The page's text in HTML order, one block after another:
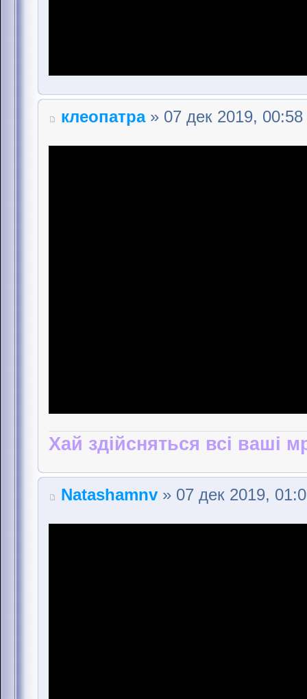
клеопатра» 07 дек 2019, 00:58
Хай здійсняться всі ваші
Natashamnv » 07 дек 2019,